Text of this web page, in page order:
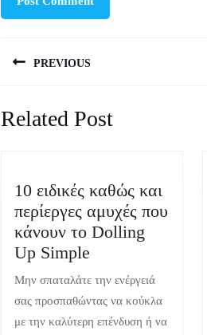
navigation
PREVIOUS
post:
Related Post
10 ειδικές καθώς και
περίεργες αμυχές που
κάνουν το Dolling
Up Simple
ειδικές
καθώς
και
Μην σπαταλάτε την ενέργειά
σας προσπαθώντας να κούκλα
με την καλύτερη επένδυση ή να